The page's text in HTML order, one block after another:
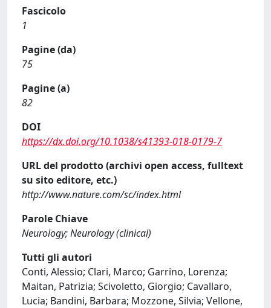
Fascicolo
1
Pagine (da)
75
Pagine (a)
82
DOI
https://dx.doi.org/10.1038/s41393-018-0179-7
URL del prodotto (archivi open access, fulltext
su sito editore, etc.)
http://www.nature.com/sc/index.html
Parole Chiave
Neurology; Neurology (clinical)
Tutti gli autori
Conti, Alessio; Clari, Marco; Garrino, Lorenza;
Maitan, Patrizia; Scivoletto, Giorgio; Cavallaro,
Lucia; Bandini, Barbara; Mozzone, Silvia; Vellone,